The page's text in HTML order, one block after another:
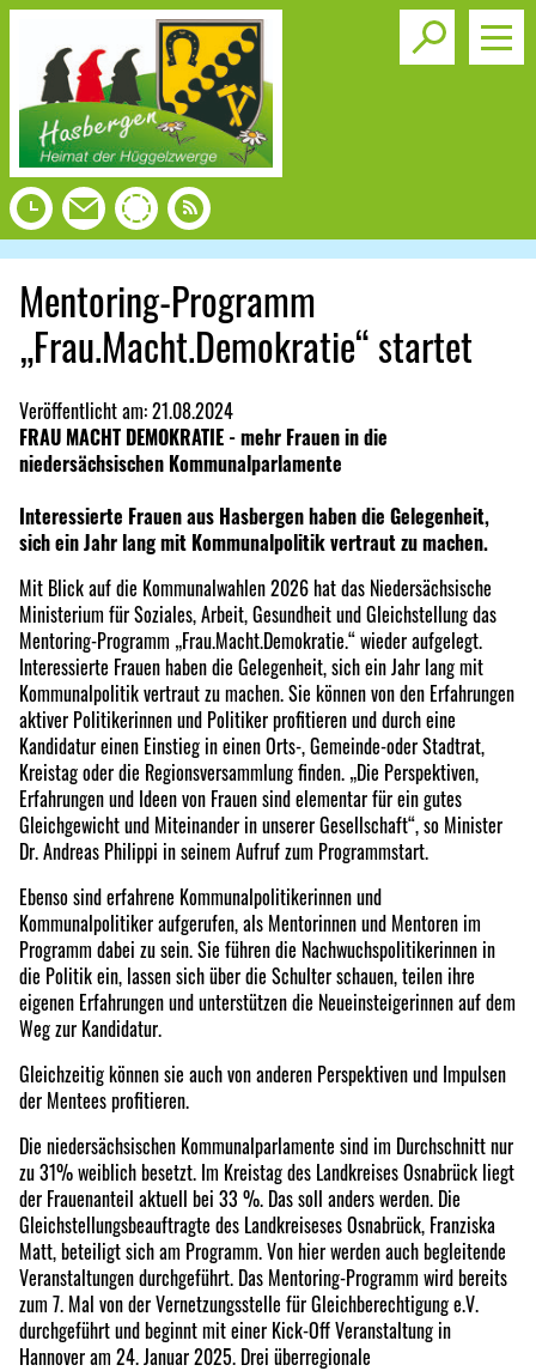
Toggle
Mentoring-Programm
„Frau.Macht.Demokratie“ startet
Veröffentlicht am:21.08.2024
FRAU MACHT DEMOKRATIE - mehr Frauen in die
niedersächsischen Kommunalparlamente
Interessierte Frauen aus Hasbergen haben die Gelegenheit,
sich ein Jahr lang mit Kommunalpolitik vertraut zu machen.
Mit Blick auf die Kommunalwahlen 2026 hat das Niedersächsische
Ministerium für Soziales, Arbeit, Gesundheit und Gleichstellung das
Mentoring-Programm „Frau.Macht.Demokratie.“ wieder aufgelegt.
Interessierte Frauen haben die Gelegenheit, sich ein Jahr lang mit
Kommunalpolitik vertraut zu machen. Sie können von den Erfahrungen
aktiver Politikerinnen und Politiker profitieren und durch eine
Kandidatur einen Einstieg in einen Orts-, Gemeinde-oder Stadtrat,
Kreistag oder die Regionsversammlung finden. „Die Perspektiven,
Erfahrungen und Ideen von Frauen sind elementar für ein gutes
Gleichgewicht und Miteinander in unserer Gesellschaft“, so Minister
Dr. Andreas Philippi in seinem Aufruf zum Programmstart.
Ebenso sind erfahrene Kommunalpolitikerinnen und
Kommunalpolitiker aufgerufen, als Mentorinnen und Mentoren im
Programm dabei zu sein. Sie führen die Nachwuchspolitikerinnen in
die Politik ein, lassen sich über die Schulter schauen, teilen ihre
eigenen Erfahrungen und unterstützen die Neueinsteigerinnen auf dem
Weg zur Kandidatur.
Gleichzeitig können sie auch von anderen Perspektiven und Impulsen
der Mentees profitieren.
Die niedersächsischen Kommunalparlamente sind im Durchschnitt nur
zu 31% weiblich besetzt. Im Kreistag des Landkreises Osnabrück liegt
der Frauenanteil aktuell bei 33 %. Das soll anders werden. Die
Gleichstellungsbeauftragte des Landkreiseses Osnabrück, Franziska
Matt, beteiligt sich am Programm. Von hier werden auch begleitende
Veranstaltungen durchgeführt. Das Mentoring-Programm wird bereits
zum 7. Mal von der Vernetzungsstelle für Gleichberechtigung e.V.
durchgeführt und beginnt mit einer Kick-Off Veranstaltung in
Hannover am 24. Januar 2025. Drei überregionale